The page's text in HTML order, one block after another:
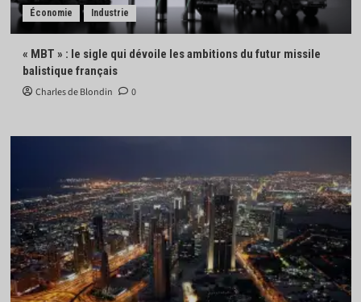
Économie Industrie
« MBT » : le sigle qui dévoile les ambitions du futur missile
balistique français
Charles de Blondin 0